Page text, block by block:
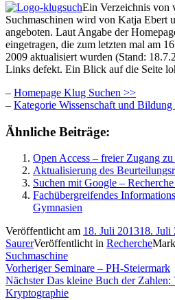
Ein Verzeichnis von
Suchmaschinen wird von Katja Ebert
angeboten. Laut Angabe der
eingetragen, die zum letzten mal am
2009 aktualisiert wurden (Stand:
Links defekt. Ein Blick auf die Seite
– Homepage Klug Suchen >>
– Kategorie Wissenschaft und
Ähnliche Beiträge:
Open Access – freier Zugang
Aktualisierung des
Suchen mit Google –
Fachübergreifendes
Gymnasien
Veröffentlicht am 18. Juli 201318. Juli
SaurerVeröffentlicht in Recherche
Suchmaschine
Beitragsnavigation
Vorheriger Vorheriger
Beitrag:
Seminare – PH-Steiermark
Nächster Nächster
Beitrag:
Das kleine Buch der Zahlen:
Kryptographie